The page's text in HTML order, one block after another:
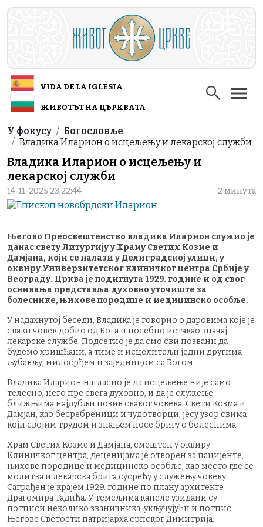
Skip to main content
VIDA DE LA IGLESIA
ЖИВОТЪТ НА ЦЪРКВАТА
Breadcrumb
У фокусу
Богословље
Владика Иларион o исцељењу и лекарској служби
Владика Иларион o исцељењу и
лекарској служби
14-11-2025 23:22:44 2 минута
Његово Преосвештенство владика Иларион служио је
данас свету Литургију у Храму Светих Козме и
Дамјана, који се налази у Делиградској улици, у
оквиру Универзитетског клиничког центра Србије у
Београду. Црква је подигнута 1929. године и од свог
оснивања представља духовно уточиште за
болеснике, њихове породице и медицинско особље.
У надахнутој беседи, Владика је говорио о даровима које је
сваки човек добио од Бога и посебно истакао значај
лекарске службе. Подсетио је да смо сви позвани да
будемо хришћани, а тиме и исцелитељи једни другима —
љубављу, милосрђем и заједницом са Богом.
Владика Иларион нагласио је да исцељење није само
телесно, него пре свега духовно, и да је служење
ближњима најдубљи позив сваког човека. Свети Козма и
Дамјан, као бесребреници и чудотворци, јесу узор свима
који својим трудом и знањем носе бригу о болеснима.
Храм Светих Козме и Дамјана, смештен у оквиру
Клиничког центра, деценијама је oтворен за пацијенте,
њихове породице и медицинско особље, као место где се
молитва и лекарска брига сусрећу у служењу човеку.
Саграђен је крајем 1929. године по плану архитекте
Драгомира Тадића. У темељима капеле узидани су
потписи неколико званичника, укључујући и потпис
Његове Светости патријарха српског Димитрија.